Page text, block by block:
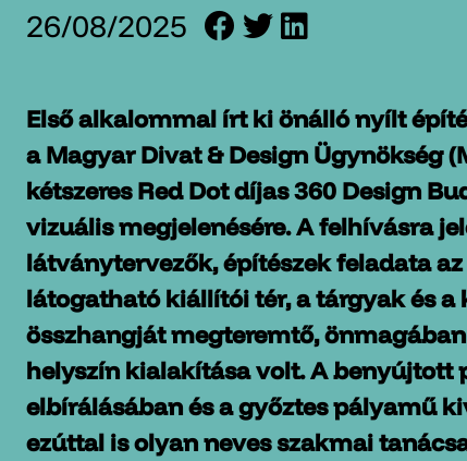
26/08/2025
Első alkalommal írt ki önálló nyílt
a Magyar Divat & Design Ügynökség
kétszeres Red Dot díjas 360 Design
vizuális megjelenésére. A felhívásra
látványtervezők, építészek feladata
látogatható kiállítói tér, a tárgyak és
összhangját megteremtő,
helyszín kialakítása volt. A benyújtott
elbírálásában és a győztes pályamű
ezúttal is olyan neves szakmai